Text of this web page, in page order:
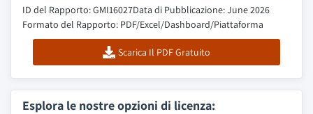
ID del Rapporto: GMI16027Data di Pubblicazione: June 2026
Formato del Rapporto: PDF/Excel/Dashboard/Piattaforma
Scarica Il PDF Gratuito
Esplora le nostre opzioni di licenza: